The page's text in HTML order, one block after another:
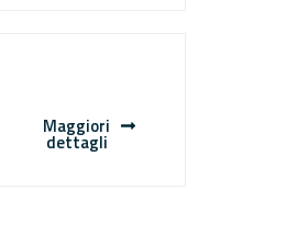
Maggiori
dettagli